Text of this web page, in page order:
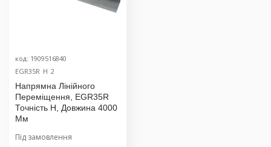
код: 1909516840
EGR35R_H_2
Напрямна Лінійного
Переміщення, EGR35R
Точність H, Довжина 4000
Мм
Під замовлення